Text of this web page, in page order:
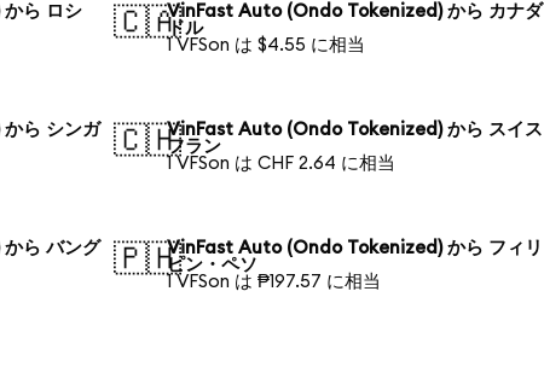
ら ロシ
🇨🇦VinFast Auto (Ondo Tokenized) から カナダ
ドル
1 VFSon は $4.55 に相当
ら シンガ
🇨🇭VinFast Auto (Ondo Tokenized) から スイス
フラン
1 VFSon は CHF 2.64 に相当
ら バング
🇵🇭VinFast Auto (Ondo Tokenized) から フィリ
ピン・ペソ
1 VFSon は ₱197.57 に相当